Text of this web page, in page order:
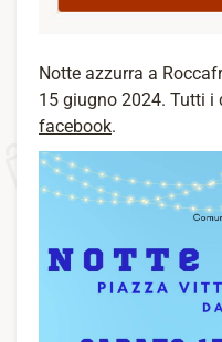
Notte azzurra a
15 giugno 2024. Tutti i
facebook.